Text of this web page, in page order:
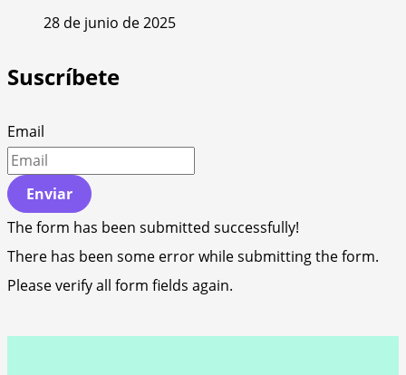
28 de junio de 2025
Suscríbete
Email
Enviar
The form has been submitted successfully!
There has been some error while submitting the form.
Please verify all form fields again.